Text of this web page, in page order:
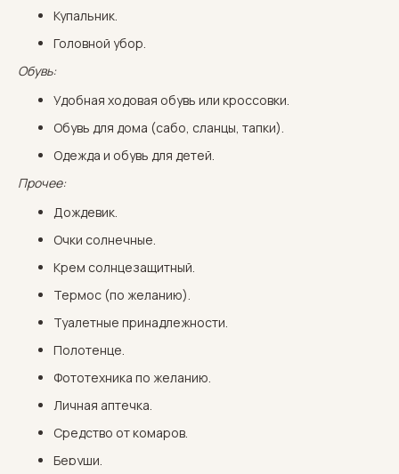
Купальник.
Головной убор.
Обувь:
Удобная ходовая обувь или кроссовки.
Обувь для дома (сабо, сланцы, тапки).
Одежда и обувь для детей.
Прочее:
Дождевик.
Очки солнечные.
Крем солнцезащитный.
Термос (по желанию).
Туалетные принадлежности.
Полотенце.
Фототехника по желанию.
Личная аптечка.
Средство от комаров.
Беруши.